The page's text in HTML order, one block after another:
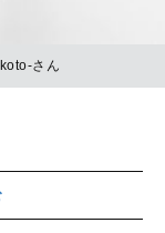
さん